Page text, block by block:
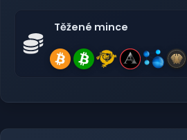
Těžené mince